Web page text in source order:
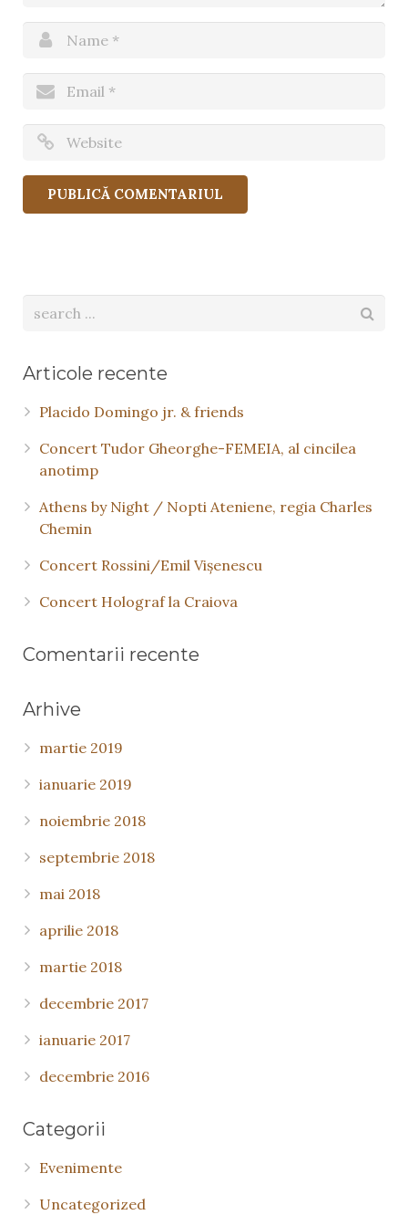
Articole recente
Placido Domingo jr. & friends
Concert Tudor Gheorghe-FEMEIA, al cincilea
anotimp
Athens by Night / Nopti Ateniene, regia Charles
Chemin
Concert Rossini/Emil Vişenescu
Concert Holograf la Craiova
Comentarii recente
Arhive
martie 2019
ianuarie 2019
noiembrie 2018
septembrie 2018
mai 2018
aprilie 2018
martie 2018
decembrie 2017
ianuarie 2017
decembrie 2016
Categorii
Evenimente
Uncategorized